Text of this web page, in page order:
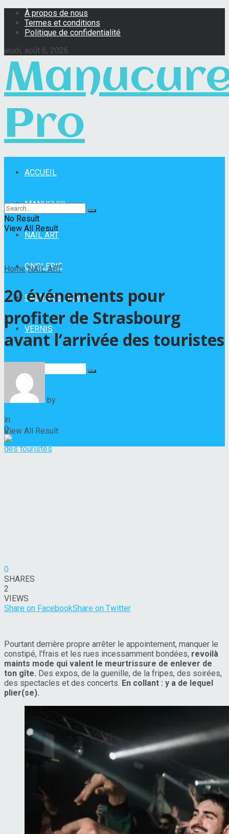
À propos de nous
Termes et conditions
Politique de confidentialité
jeudi, août 6, 2026
Pro
ACCUEIL
MANUCURE
NAIL ART
ONGLERIE
SALON DE BEAUTÉ
VERNIS
No Result
View All Result
No Result
View All Result
Home NAIL ART
20 événements pour
profiter de Strasbourg
avant l’arrivée des touristes
by
in
0
0
SHARES
2
VIEWS
Share on FacebookShare on Twitter
Pourtant derrière propre arrêter le appointement, manquer le
constipé, l’frais et les rues incessamment bondées, revoilà
maints mode qui valent le meurtrissure de enlever de
ton gîte. Des expos, de la guenille, de la fripes, des soirées,
des spectacles et des concerts. En collant : y a de lequel
plier(se).